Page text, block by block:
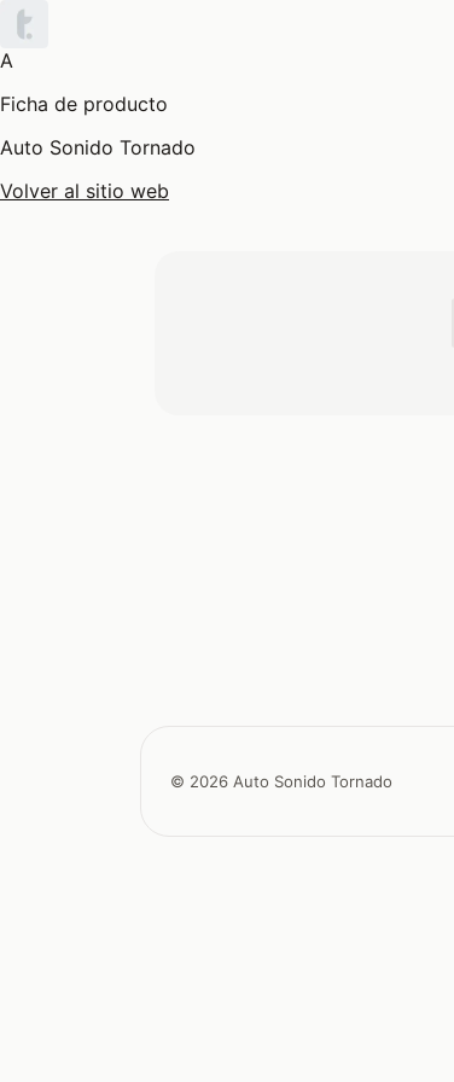
A
Ficha de producto
Auto Sonido Tornado
Volver al sitio web
© 2026 Auto Sonido Tornado